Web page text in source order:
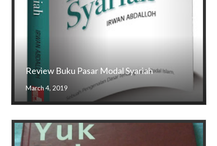
Review Buku Pasar Modal Syariah
March 4, 2019